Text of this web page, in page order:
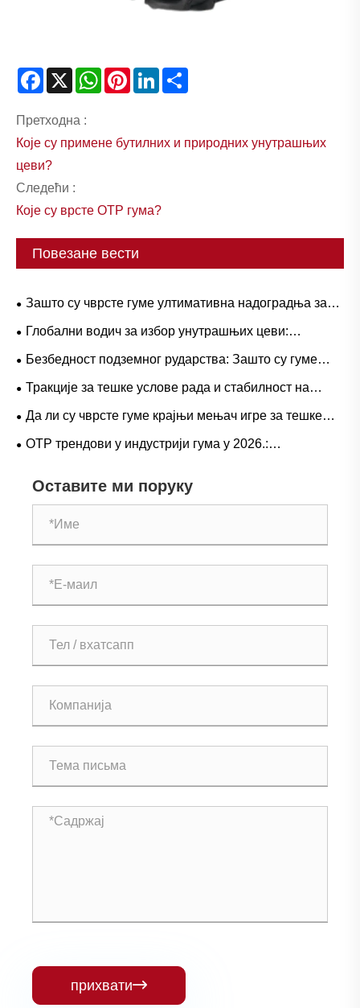
Facebook
X WhatsAppPinterestLinkedIn
Претходна :
Које су примене бутилних и природних унутрашњих
цеви?
Следећи :
Које су врсте ОТР гума?
Повезане вести
Зашто су чврсте гуме ултимативна надоградња за
тешке радне токове?
Глобални водич за избор унутрашњих цеви:
популарне величине и примене засноване на
Безбедност подземног рударства: Зашто су гуме
серије Л-5С кључне за елиминисање скупих застоја
Тракције за тешке услове рада и стабилност на
великом пролазу: Трендови потражње за гуменим
Да ли су чврсте гуме крајњи мењач игре за тешке
операције?
ОТР трендови у индустрији гума у ​​2026.:
Оставите ми поруку
прихвати